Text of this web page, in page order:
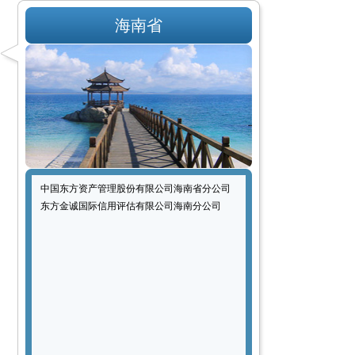
海南省
中国东方资产管理股份有限公司海南省分公司
东方金诚国际信用评估有限公司海南分公司